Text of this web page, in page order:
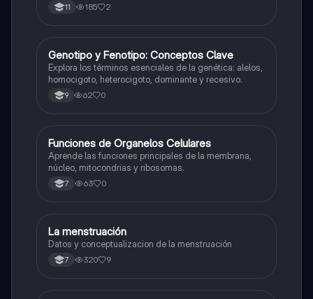
11 185 2
GBiologia
Genotipo y Fenotipo: Conceptos Clave
Explora los términos esenciales de la genética: alelos,
homocigoto, heterocigoto, dominante y recesivo.
9 62 0
FBiologia
Funciones de Organelos Celulares
Aprende las funciones principales de la membrana,
núcleo, mitocondrias y ribosomas.
7 63 0
Biologia
La menstruación
Datos y conceptualizacion de la menstruación
7 320 9